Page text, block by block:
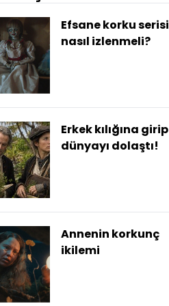
Efsane korku serisi
nasıl izlenmeli?
Erkek kılığına girip
dünyayı dolaştı!
Annenin korkunç
ikilemi